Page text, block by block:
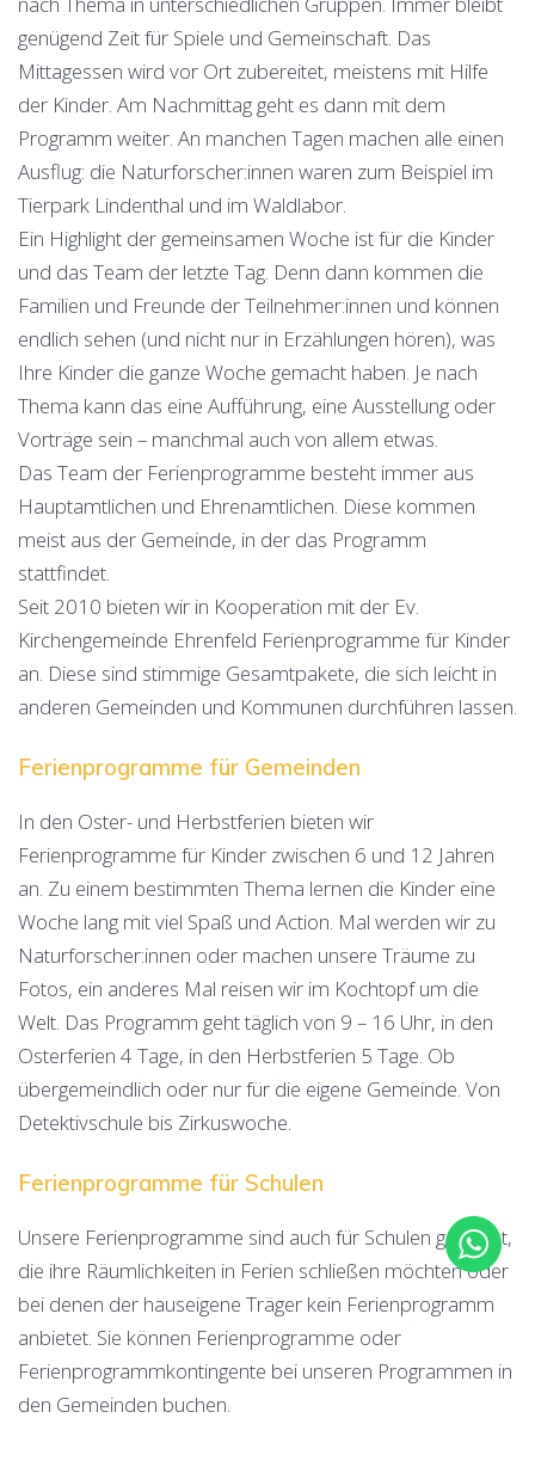
genügend Zeit für Spiele und Gemeinschaft. Das
Mittagessen wird vor Ort zubereitet, meistens mit Hilfe
der Kinder. Am Nachmittag geht es dann mit dem
Programm weiter. An manchen Tagen machen alle einen
Ausflug: die Naturforscher:innen waren zum Beispiel im
Tierpark Lindenthal und im Waldlabor.
Ein Highlight der gemeinsamen Woche ist für die Kinder
und das Team der letzte Tag. Denn dann kommen die
Familien und Freunde der Teilnehmer:innen und können
endlich sehen (und nicht nur in Erzählungen hören), was
Ihre Kinder die ganze Woche gemacht haben. Je nach
Thema kann das eine Aufführung, eine Ausstellung oder
Vorträge sein – manchmal auch von allem etwas.
Das Team der Ferienprogramme besteht immer aus
Hauptamtlichen und Ehrenamtlichen. Diese kommen
meist aus der Gemeinde, in der das Programm
stattfindet.
Seit 2010 bieten wir in Kooperation mit der Ev.
Kirchengemeinde Ehrenfeld Ferienprogramme für Kinder
an. Diese sind stimmige Gesamtpakete, die sich leicht in
anderen Gemeinden und Kommunen durchführen lassen.
Ferienprogramme für Gemeinden
In den Oster- und Herbstferien bieten wir
Ferienprogramme für Kinder zwischen 6 und 12 Jahren
an. Zu einem bestimmten Thema lernen die Kinder eine
Woche lang mit viel Spaß und Action. Mal werden wir zu
Naturforscher:innen oder machen unsere Träume zu
Fotos, ein anderes Mal reisen wir im Kochtopf um die
Welt. Das Programm geht täglich von 9 – 16 Uhr, in den
Osterferien 4 Tage, in den Herbstferien 5 Tage. Ob
übergemeindlich oder nur für die eigene Gemeinde. Von
Detektivschule bis Zirkuswoche.
Ferienprogramme für Schulen
Unsere Ferienprogramme sind auch für Schulen geeignet,
die ihre Räumlichkeiten in Ferien schließen möchten oder
bei denen der hauseigene Träger kein Ferienprogramm
anbietet. Sie können Ferienprogramme oder
Ferienprogrammkontingente bei unseren Programmen in
den Gemeinden buchen.